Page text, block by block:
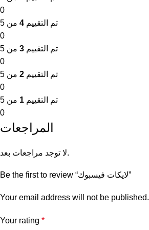
0
تم التقييم 4 من 5
0
تم التقييم 3 من 5
0
تم التقييم 2 من 5
0
تم التقييم 1 من 5
0
المراجعات
لا توجد مراجعات بعد.
Be the first to review “لايكات فيسبوك”
Your email address will not be published.
Your rating *